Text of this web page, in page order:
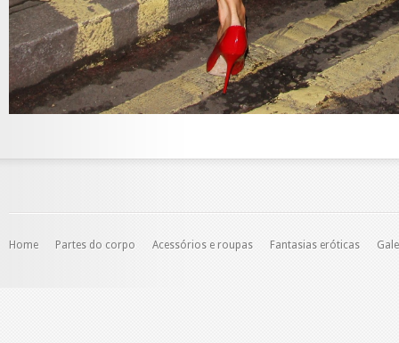
Home Partes do corpo Acessórios e roupas Fantasias eróticas